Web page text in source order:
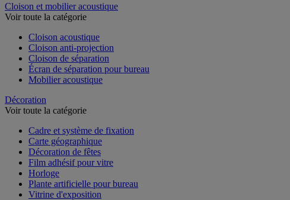
Cloison et mobilier acoustique
Voir toute la catégorie
Cloison acoustique
Cloison anti-projection
Cloison de séparation
Écran de séparation pour bureau
Mobilier acoustique
Décoration
Voir toute la catégorie
Cadre et système de fixation
Carte géographique
Décoration de fêtes
Film adhésif pour vitre
Horloge
Plante artificielle pour bureau
Vitrine d'exposition